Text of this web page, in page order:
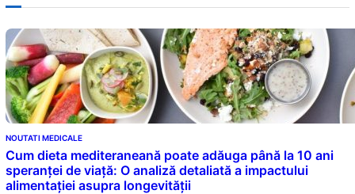
NOUTATI MEDICALE
Cum dieta mediteraneană poate adăuga până la 10 ani
speranței de viață: O analiză detaliată a impactului
alimentației asupra longevității